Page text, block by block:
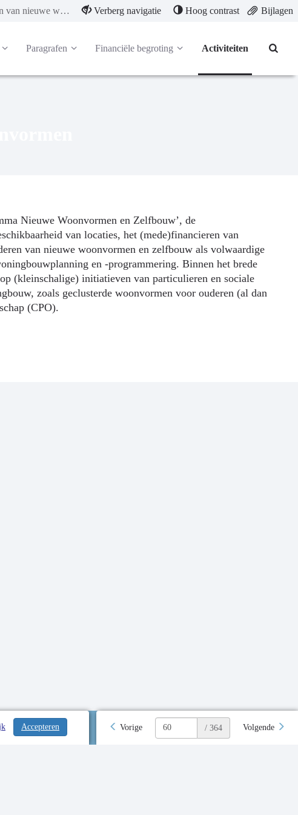
Stimuleren van nieuwe woonvormen Verberg navigatie Hoog contrast Bijlagen
Paragrafen Financiële begroting Activiteiten
Nieuwe Woonvormen en Zelfbouw’, de
van locaties, het (mede)financieren van
van nieuwe woonvormen en zelfbouw als volwaardige
en -programmering. Binnen het brede
(kleinschalige) initiatieven van particulieren en sociale
zoals geclusterde woonvormen voor ouderen (al dan
(CPO).
Vorige / 364 Volgende
Accepteren